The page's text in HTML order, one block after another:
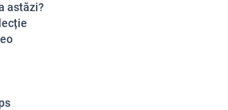
astăzi?